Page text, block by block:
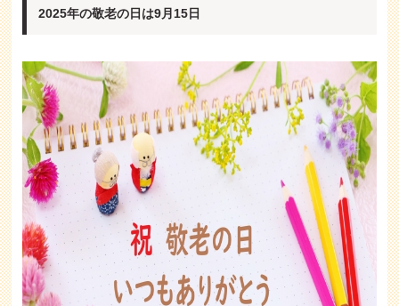
2025年の敬老の日は9月15日